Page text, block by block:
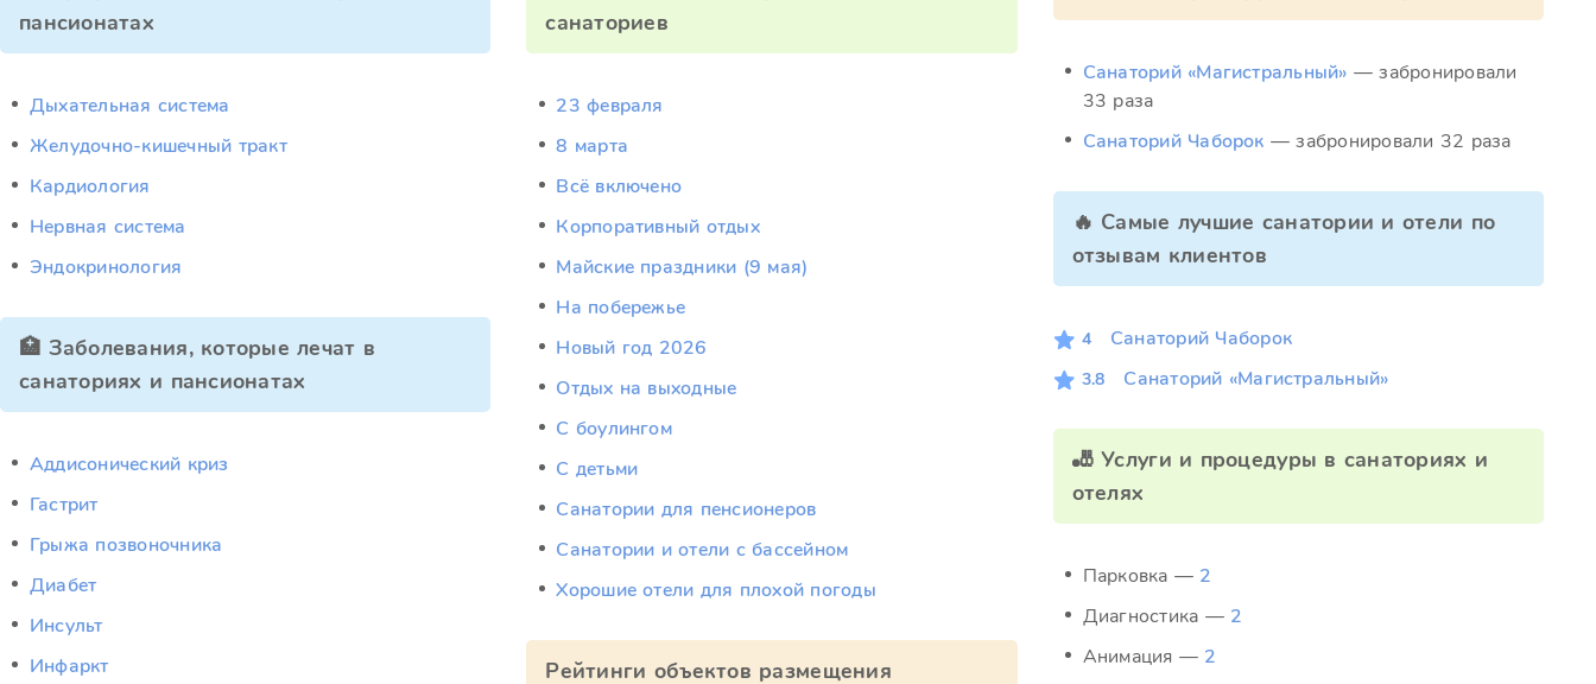
пансионатах
Дыхательная система
Желудочно-кишечный тракт
Кардиология
Нервная система
Эндокринология
🏥 Заболевания, которые лечат в
санаториях и пансионатах
Аддисонический криз
Гастрит
Грыжа позвоночника
Диабет
Инсульт
Инфаркт
санаториев
23 февраля
8 марта
Всё включено
Корпоративный отдых
Майские праздники (9 мая)
На побережье
Новый год 2026
Отдых на выходные
С боулингом
С детьми
Санатории для пенсионеров
Санатории и отели с бассейном
Хорошие отели для плохой погоды
Рейтинги объектов размещения
Санаторий «Магистральный» — забронировали
33 раза
Санаторий Чаборок — забронировали 32 раза
🔥 Самые лучшие санатории и отели по
отзывам клиентов
4 Санаторий Чаборок
3.8 Санаторий «Магистральный»
🎳 Услуги и процедуры в санаториях и
отелях
Парковка — 2
Диагностика — 2
Анимация — 2